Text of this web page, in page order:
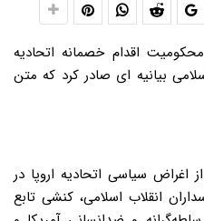
اقدام خصمانه اتحادیه
بیانیه ای صادر کرد که متن
اغراض سیاسی اتحادیه اروپا در
انقلاب اسلامی، کنشی تابع